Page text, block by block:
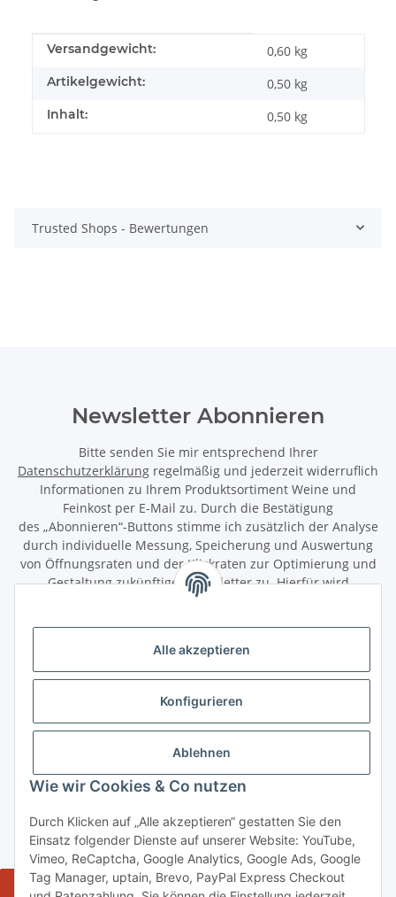
Alle akzeptieren
Konfigurieren
Ablehnen
Wie wir Cookies & Co nutzen
Durch Klicken auf „Alle akzeptieren“ gestatten Sie den
Einsatz folgender Dienste auf unserer Website: YouTube,
Vimeo, ReCaptcha, Google Analytics, Google Ads, Google
Tag Manager, uptain, Brevo, PayPal Express Checkout
Produkteigenschaft
Wert
Versandgewicht: 0,60 kg
Artikelgewicht: 0,50 kg
Inhalt: 0,50 kg
Trusted Shops - Bewertungen
Newsletter Abonnieren
Bitte senden Sie mir entsprechend Ihrer
Datenschutzerklärung regelmäßig und jederzeit widerruflich
Informationen zu Ihrem Produktsortiment Weine und
Feinkost per E-Mail zu. Durch die Bestätigung
des „Abonnieren“-Buttons stimme ich zusätzlich der Analyse
durch individuelle Messung, Speicherung und Auswertung
von Öffnungsraten und der Klickraten zur Optimierung und
Gestaltung zukünftiger Newsletter zu. Hierfür wird
das Nutzungsverhalten in pseudonymisierter Form
Wirkung für die Zukunft über den Link in unserem Newsletter
abbestellen / widerrufen.
Gesetzliche Informationen
Informationen
Widerrufsbutton